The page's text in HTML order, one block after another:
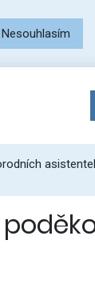
Nesouhlasím